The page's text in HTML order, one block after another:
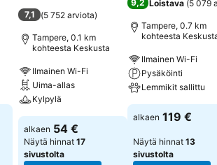
7,1 (5 752 arviota)
Tampere, 0.1 km
kohteesta Keskusta
Ilmainen Wi-Fi
Uima-allas
Kylpylä
alkaen 54 €
Näytä hinnat 17
sivustolta
9,2 Loistava (5 079
Tampere, 0.7 km
kohteesta
Ilmainen Wi-Fi
Pysäköinti
Lemmikit sallittu
alkaen 119 €
Näytä hinnat 13
sivustolta